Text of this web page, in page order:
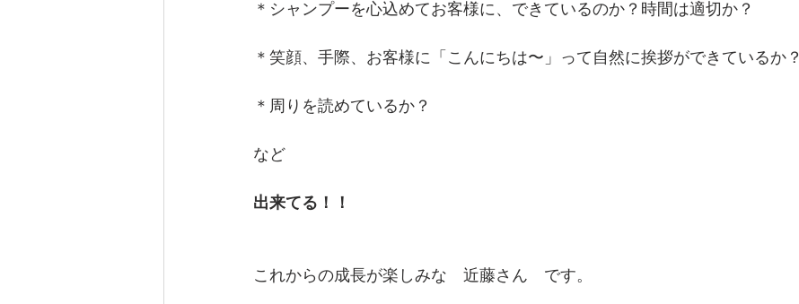
＊シャンプーを心込めてお客様に、できているのか？時間は適切か？
＊笑顔、手際、お客様に「こんにちは〜」って自然に挨拶ができているか？
＊周りを読めているか？
など
出来てる！！
これからの成長が楽しみな　近藤さん　です。